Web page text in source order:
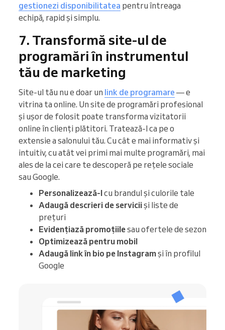
gestionezi disponibilitatea pentru întreaga
echipă, rapid și simplu.
7. Transformă site-ul de
programări în instrumentul
tău de marketing
Site-ul tău nu e doar un link de programare — e
vitrina ta online. Un site de programări profesional
și ușor de folosit poate transforma vizitatorii
online în clienți plătitori. Tratează-l ca pe o
extensie a salonului tău. Cu cât e mai informativ și
intuitiv, cu atât vei primi mai multe programări, mai
ales de la cei care te descoperă pe rețele sociale
sau Google.
Personalizează-lcu brandul și culorile tale
Adaugă descrieri de serviciiși liste de
prețuri
Evidențiază promoțiilesau ofertele de sezon
Optimizează pentru mobil
Adaugă link în bio pe Instagramși în profilul
Google